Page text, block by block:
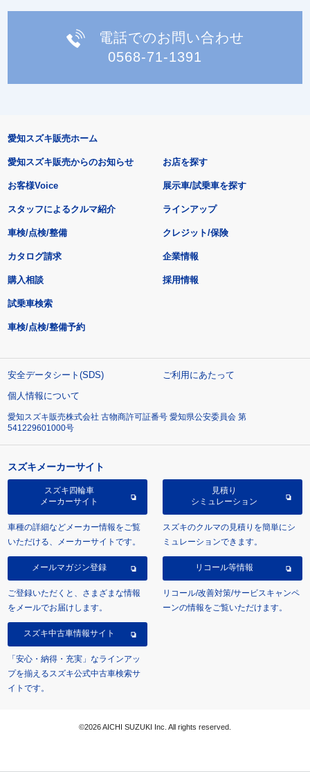
電話でのお問い合わせ
0568-71-1391
愛知スズキ販売ホーム
愛知スズキ販売からのお知らせ
お客様Voice
スタッフによるクルマ紹介
お店を探す
展示車/試乗車を探す
ラインアップ
車検/点検/整備 クレジット/保険
カタログ請求
購入相談
試乗車検索
車検/点検/整備予約
企業情報
採用情報
安全データシート(SDS)
ご利用にあたって
個人情報について
愛知スズキ販売株式会社 古物商許可証番号 愛知県公安委員会 第
541229601000号
スズキメーカーサイト
スズキ四輪車
メーカーサイト
車種の詳細などメーカー情報をご覧
いただける、メーカーサイトです。
見積り
シミュレーション
スズキのクルマの見積りを簡単にシ
ミュレーションできます。
メールマガジン登録
ご登録いただくと、さまざまな情報
をメールでお届けします。
リコール等情報
リコール/改善対策/サービスキャンペ
ーンの情報をご覧いただけます。
スズキ中古車情報サイト
「安心・納得・充実」なラインアッ
プを揃えるスズキ公式中古車検索サ
イトです。
©2026 AICHI SUZUKI Inc. All rights reserved.